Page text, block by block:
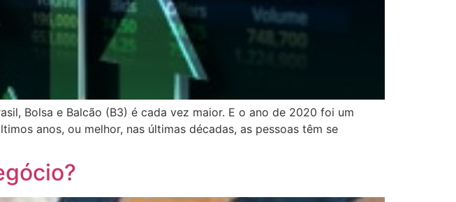
Bolsa e Balcão (B3) é cada vez maior. E o ano de 2020 foi um
anos, ou melhor, nas últimas décadas, as pessoas têm se